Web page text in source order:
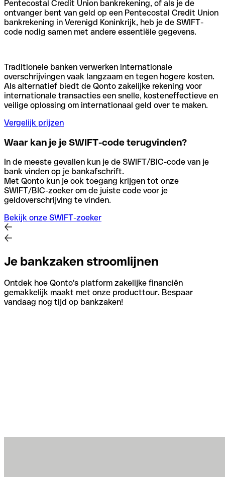
Pentecostal Credit Union bankrekening, of als je de
ontvanger bent van geld op een Pentecostal Credit Union
bankrekening in Verenigd Koninkrijk, heb je de SWIFT-
code nodig samen met andere essentiële gegevens.
Traditionele banken verwerken internationale
overschrijvingen vaak langzaam en tegen hogere kosten.
Als alternatief biedt de Qonto zakelijke rekening voor
internationale transacties een snelle, kosteneffectieve en
veilige oplossing om internationaal geld over te maken.
Vergelijk prijzen
Waar kan je je SWIFT-code terugvinden?
In de meeste gevallen kun je de SWIFT/BIC-code van je
bank vinden op je bankafschrift.
Met Qonto kun je ook toegang krijgen tot onze
SWIFT/BIC-zoeker om de juiste code voor je
geldoverschrijving te vinden.
Bekijk onze SWIFT-zoeker
Je bankzaken stroomlijnen
Ontdek hoe Qonto's platform zakelijke financiën
gemakkelijk maakt met onze producttour. Bespaar
vandaag nog tijd op bankzaken!